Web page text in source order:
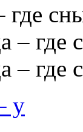
где
– где
– где